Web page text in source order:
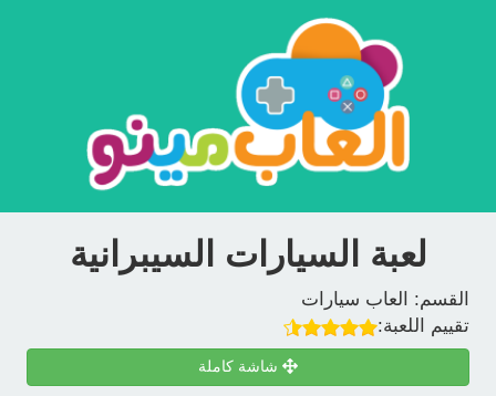
لعبة السيارات السيبرانية
القسم:
العاب سيارات
تقييم اللعبة:
شاشة كاملة